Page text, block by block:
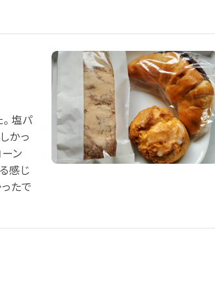
塩パ
かっ
ン
感じ
たで